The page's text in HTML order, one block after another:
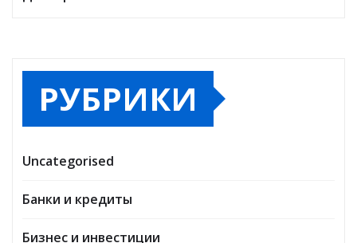
РУБРИКИ
Uncategorised
Банки и кредиты
Бизнес и инвестиции